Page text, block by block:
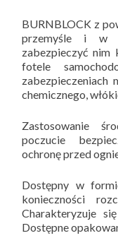
BURNBLOCK z
przemyśle i w
zabezpieczyć nim
fotele
zabezpieczeniach
chemicznego,
Zastosowanie
poczucie
ochronę przed
Dostępny w
konieczności
Charakteryzuje
Dostępne